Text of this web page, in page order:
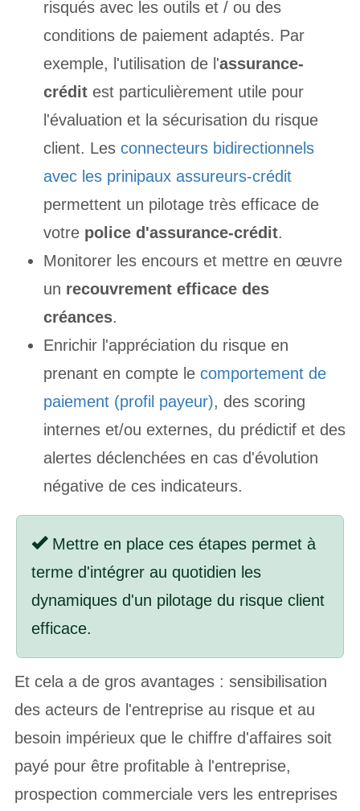
risqués avec les outils et / ou des
conditions de paiement adaptés. Par
exemple, l'utilisation de l'assurance-
créditest particulièrement utile pour
l'évaluation et la sécurisation du risque
client. Les connecteurs bidirectionnels
avec les prinipaux assureurs-crédit
permettent un pilotage très efficace de
votre police d'assurance-crédit.
Monitorer les encours et mettre en œuvre
un recouvrement efficace des
créances.
Enrichir l'appréciation du risque en
prenant en compte le comportement de
paiement (profil payeur), des scoring
internes et/ou externes, du prédictif et des
alertes déclenchées en cas d'évolution
négative de ces indicateurs.
Mettre en place ces étapes permet à
terme d'intégrer au quotidien les
dynamiques d'un pilotage du risque client
efficace.
Et cela a de gros avantages : sensibilisation
des acteurs de l'entreprise au risque et au
besoin impérieux que le chiffre d'affaires soit
payé pour être profitable à l'entreprise,
prospection commerciale vers les entreprises